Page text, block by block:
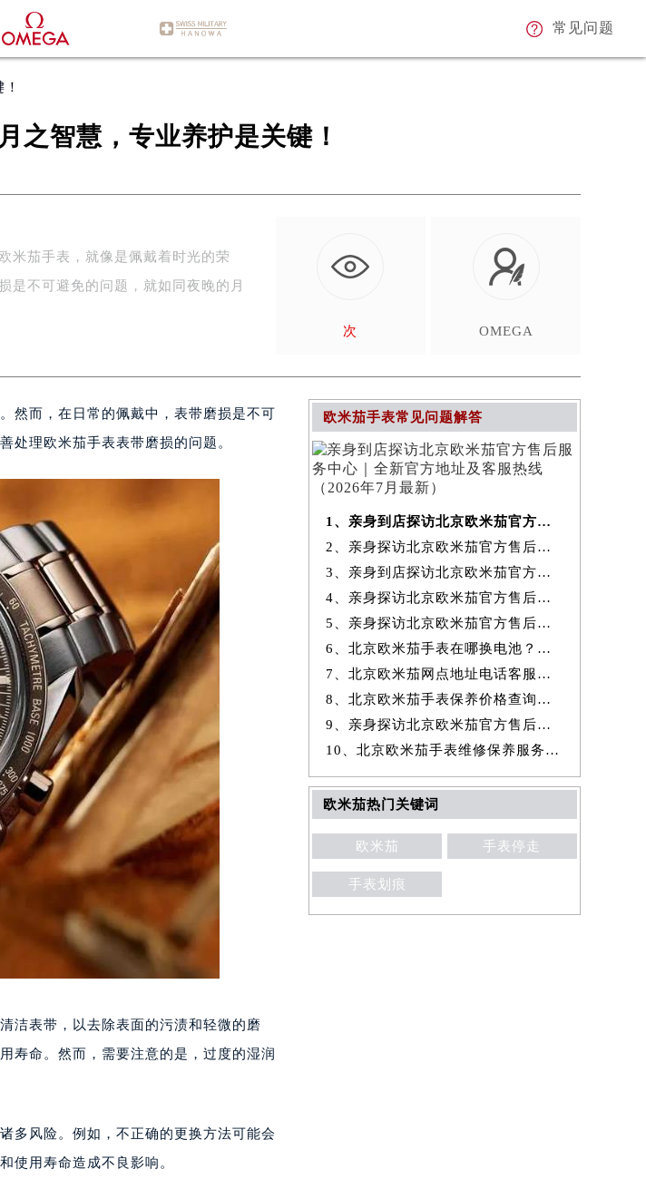
常见问题
之智慧，专业养护是关键！
米茄手表，就像是佩戴着时光的荣
是不可避免的问题，就如同夜晚的月
次
OMEGA
然而，在日常的佩戴中，表带磨损是不可
处理欧米茄手表表带磨损的问题。
表带，以去除表面的污渍和轻微的磨
寿命。然而，需要注意的是，过度的湿润
风险。例如，不正确的更换方法可能会
使用寿命造成不良影响。
欧米茄手表常见问题解答
1、亲身到店探访北京欧米茄官方售后服务中心｜全新官方地址及客服热线
2、亲身探访北京欧米茄官方售后服务中心｜最新热线和全部维修地址（2026
3、亲身到店探访北京欧米茄官方售后服务中心｜地址及官方联系电话（2026
4、亲身探访北京欧米茄官方售后服务中心｜全新地址与售后热线（2026年7
5、亲身探访北京欧米茄官方售后服务中心｜详细网点地址与售后热线（2026
6、北京欧米茄手表在哪换电池？专业售后维修服务指南权威公示（2026年7
7、北京欧米茄网点地址电话客服查询与售后维修保养服务权威公示（2026
8、北京欧米茄手表保养价格查询费用明细权威公示（2026年7月最新）
9、亲身探访北京欧米茄官方售后服务中心｜详细地址及服务电话（2026年7
10、北京欧米茄手表维修保养服务权威公示（2026年7月最新）
欧米茄热门关键词
欧米茄 手表停走
手表划痕